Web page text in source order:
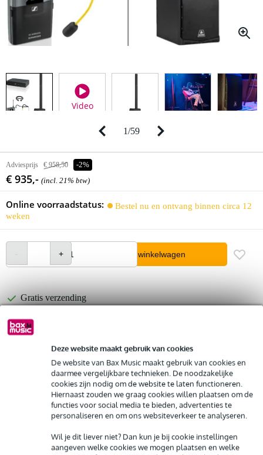
Deze website maakt gebruik van cookies
De website van Bax Music maakt gebruik van cookies en
daarmee vergelijkbare technieken. De noodzakelijke
cookies zijn nodig om de website te laten functioneren.
Hiernaast zouden we graag cookies willen plaatsen om de
functies voor social media te bieden, advertenties te
personaliseren en om ons websiteverkeer te analyseren.
Wil je dit liever niet? Dan kun je bij cookie instellingen
aangeven welke cookies we mogen plaatsen en welke
Video
1/59
Adviesprijs € 958,50 -2%
€ 935,- (incl. 21% btw)
Online voorraadstatus:
Bestel nu en ontvang binnen circa 12
weken
In winkelwagen
Gratis verzending
30 dagen 'niet goed geld terug' garantie
3 jaar Bax Music garantie
Gratis ophalen in de winkel
Huur dit product
Productinformatie